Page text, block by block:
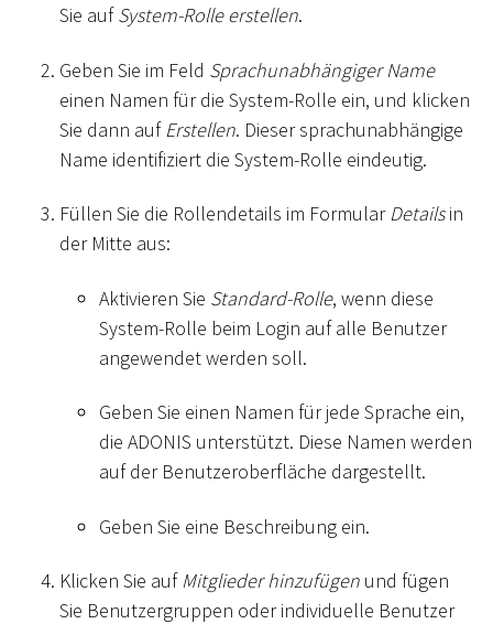
Sie aufSystem-Rolle erstellen.
Geben Sie im Feld Sprachunabhängiger Name
einen Namen für die System-Rolle ein, und klicken
Sie dann aufErstellen. Dieser sprachunabhängige
Name identifiziert die System-Rolle eindeutig.
Füllen Sie die Rollendetails im FormularDetailsin
der Mitte aus:
Aktivieren Sie Standard-Rolle, wenn diese
System-Rolle beim Login auf alle Benutzer
angewendet werden soll.
Geben Sie einen Namen für jede Sprache ein,
die ADONIS unterstützt. Diese Namen werden
auf der Benutzeroberfläche dargestellt.
Geben Sie eine Beschreibung ein.
Klicken Sie aufMitglieder hinzufügen und fügen
Sie Benutzergruppen oder individuelle Benutzer